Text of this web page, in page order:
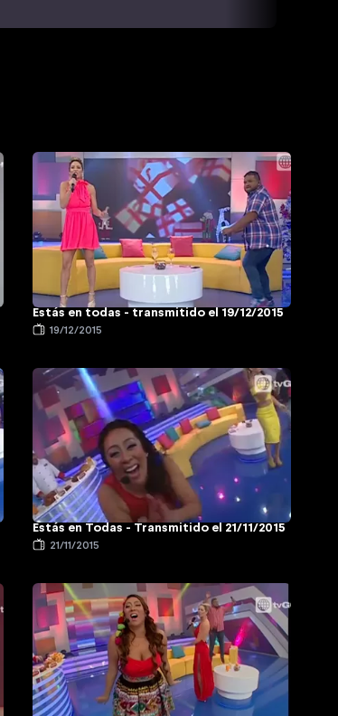
Estás en todas - transmitido el 19/12/2015
19/12/2015
Estás en Todas - Transmitido el 21/11/2015
21/11/2015